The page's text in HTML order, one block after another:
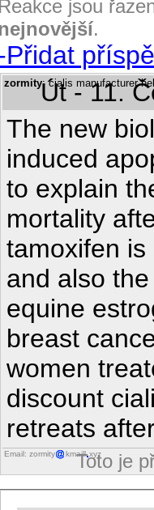
Reakce jsou
.
Přidat
zormity: cialis manufacturer
Út - 11.
The new
induced
to explain
mortality
tamoxifen
and also
equine
breast
women
discount
retreats
Email: zormity kmaill xyz
Toto je